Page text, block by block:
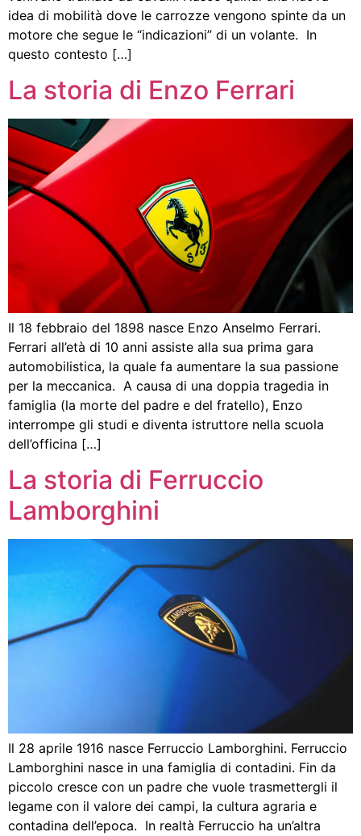
idea di mobilità dove le carrozze vengono spinte da un
motore che segue le “indicazioni” di un volante. In
questo contesto […]
La storia di Enzo Ferrari
Il 18 febbraio del 1898 nasce Enzo Anselmo Ferrari.
Ferrari all’età di 10 anni assiste alla sua prima gara
automobilistica, la quale fa aumentare la sua passione
per la meccanica. A causa di una doppia tragedia in
famiglia (la morte del padre e del fratello), Enzo
interrompe gli studi e diventa istruttore nella scuola
dell’officina […]
La storia di Ferruccio
Lamborghini
Il 28 aprile 1916 nasce Ferruccio Lamborghini. Ferruccio
Lamborghini nasce in una famiglia di contadini. Fin da
piccolo cresce con un padre che vuole trasmettergli il
legame con il valore dei campi, la cultura agraria e
contadina dell’epoca. In realtà Ferruccio ha un’altra